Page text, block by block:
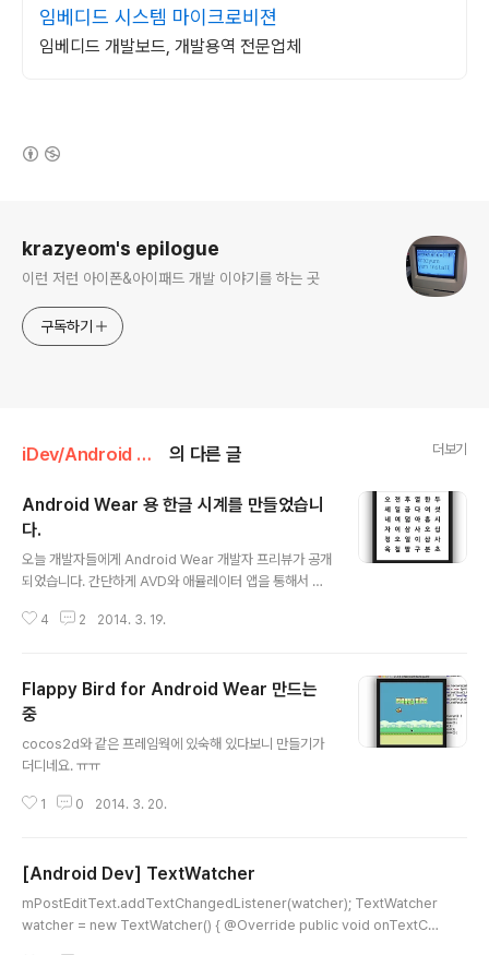
임베디드 시스템 마이크로비젼
임베디드 개발보드, 개발용역 전문업체
krazyeom's epilogue
이런 저런 아이폰&아이패드 개발 이야기를 하는 곳
구독하기
iDev/Android Dev 의 다른 글 더보기
Android Wear 용 한글 시계를 만들었습니
다.
오늘 개발자들에게 Android Wear 개발자 프리뷰가 공개
되었습니다. 간단하게 AVD와 애뮬레이터 앱을 통해서 앱
글 시계를 Android Wear 용으로 만들어 보았습니다. 20
처럼 이미지로 처리하고, 시/분에 따라서 그냥 투명도를 주
게 만들었습니다. 딱히 노티피케이션을 해주는것이 아니라
그냥 Kikkat 용으로 만들고 빌드를 하면 잘 작동합니다. 처
음에는 VISIBLE/INVISIBLE 로 처리 했다가, setAlpha
는지라 아주 간당한 방법으로만 구현했습니다..
4 2 2014. 3. 19.
Flappy Bird for Android Wear 만드는
중
cocos2d와 같은 프레임웍에 있숙해 있다보니 만들기가
더디네요. ㅠㅠ
1 0 2014. 3. 20.
[Android Dev] TextWatcher
mPostEditText.addTextChangedListener(watcher); TextWatcher
watcher = new TextWatcher() { @Override public void onTextCh